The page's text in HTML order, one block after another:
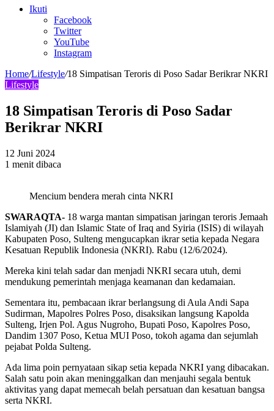
In
Ikuti
Facebook
Twitter
YouTube
Instagram
Home/Lifestyle/18 Simpatisan Teroris di Poso Sadar Berikrar NKRI
Lifestyle
18 Simpatisan Teroris di Poso Sadar
Berikrar NKRI
12 Juni 2024
1 menit dibaca
Mencium bendera merah cinta NKRI
SWARAQTA- 18 warga mantan simpatisan jaringan teroris Jemaah
Islamiyah (JI) dan Islamic State of Iraq and Syiria (ISIS) di wilayah
Kabupaten Poso, Sulteng mengucapkan ikrar setia kepada Negara
Kesatuan Republik Indonesia (NKRI). Rabu (12/6/2024).
Mereka kini telah sadar dan menjadi NKRI secara utuh, demi
mendukung pemerintah menjaga keamanan dan kedamaian.
Sementara itu, pembacaan ikrar berlangsung di Aula Andi Sapa
Sudirman, Mapolres Polres Poso, disaksikan langsung Kapolda
Sulteng, Irjen Pol. Agus Nugroho, Bupati Poso, Kapolres Poso,
Dandim 1307 Poso, Ketua MUI Poso, tokoh agama dan sejumlah
pejabat Polda Sulteng.
Ada lima poin pernyataan sikap setia kepada NKRI yang dibacakan.
Salah satu poin akan meninggalkan dan menjauhi segala bentuk
aktivitas yang dapat memecah belah persatuan dan kesatuan bangsa
serta NKRI.